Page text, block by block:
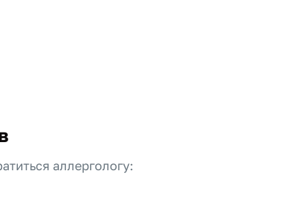
аллергологу: